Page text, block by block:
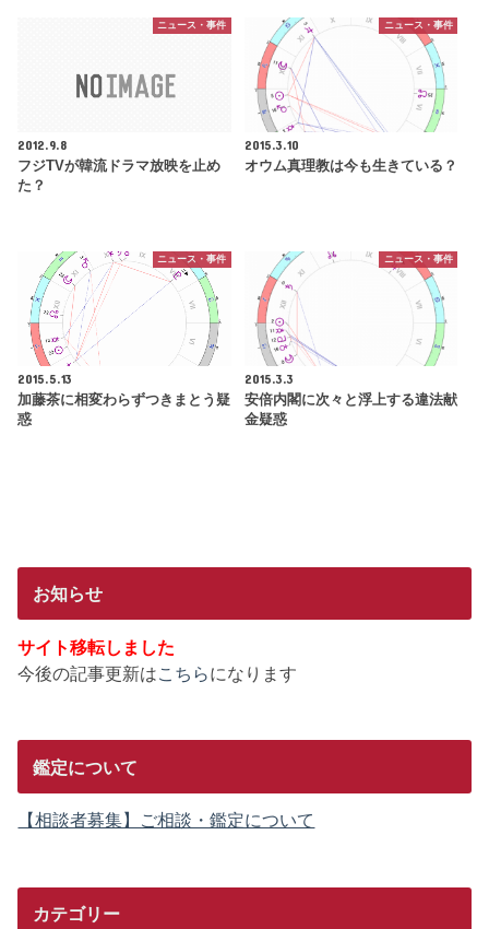
ニュース・事件
2012.9.8
フジTVが韓流ドラマ放映を止め
た？
ニュース・事件
2015.3.10
オウム真理教は今も生きている？
ニュース・事件
2015.5.13
加藤茶に相変わらずつきまとう疑
惑
ニュース・事件
2015.3.3
安倍内閣に次々と浮上する違法献
金疑惑
お知らせ
サイト移転しました
今後の記事更新はこちらになります
鑑定について
【相談者募集】ご相談・鑑定について
カテゴリー